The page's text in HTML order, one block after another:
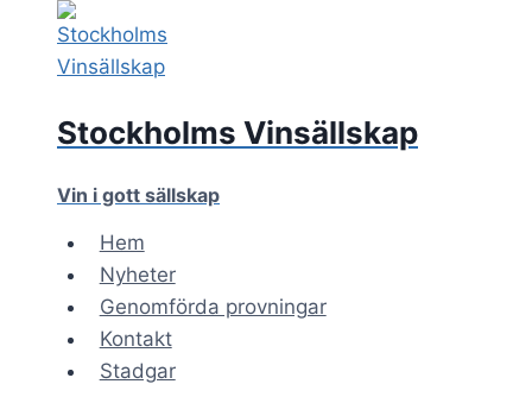
content
Stockholms Vinsällskap
Vin i gott sällskap
Hem
Nyheter
Genomförda provningar
Kontakt
Stadgar